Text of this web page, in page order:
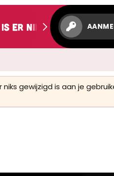
er nieuw
gewijzigd is aan je